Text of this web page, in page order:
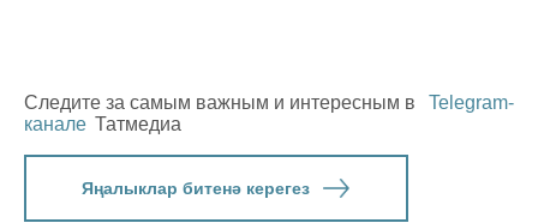
Следите за самым важным и интересным в
Telegram-
канале Татмедиа
Яңалыклар битенә керегез